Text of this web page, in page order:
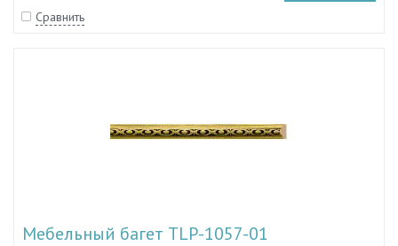
Сравнить
Мебельный багет TLP-1057-01